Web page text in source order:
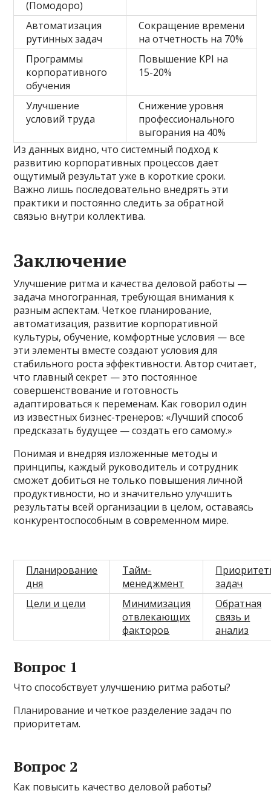
(Помодоро)
Автоматизация
рутинных задач
Сокращение времени
на отчетность на 70%
Программы
корпоративного
обучения
Повышение KPI на
15-20%
Улучшение
условий труда
Снижение уровня
профессионального
выгорания на 40%
Из данных видно, что системный подход к
развитию корпоративных процессов дает
ощутимый результат уже в короткие сроки.
Важно лишь последовательно внедрять эти
практики и постоянно следить за обратной
связью внутри коллектива.
Заключение
Улучшение ритма и качества деловой работы —
задача многогранная, требующая внимания к
разным аспектам. Четкое планирование,
автоматизация, развитие корпоративной
культуры, обучение, комфортные условия — все
эти элементы вместе создают условия для
стабильного роста эффективности. Автор считает,
что главный секрет — это постоянное
совершенствование и готовность
адаптироваться к переменам. Как говорил один
из известных бизнес-тренеров: «Лучший способ
предсказать будущее — создать его самому.»
Понимая и внедряя изложенные методы и
принципы, каждый руководитель и сотрудник
сможет добиться не только повышения личной
продуктивности, но и значительно улучшить
результаты всей организации в целом, оставаясь
конкурентоспособным в современном мире.
Планирование
дня
Тайм-
менеджмент
задач
Цели и цели
Минимизация
отвлекающих
факторов
Обратная
связь и
анализ
Вопрос 1
Что способствует улучшению ритма работы?
Планирование и четкое разделение задач по
приоритетам.
Вопрос 2
Как повысить качество деловой работы?